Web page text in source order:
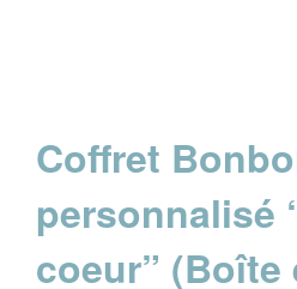
Coffret
personnalisé
coeur” (Boîte